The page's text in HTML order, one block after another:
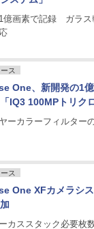
億画素で記録 ガラス
ス
One、新開発の1
IQ3 100MPトリク
ーカラーフィルター
ス
One XFカメラシ
カススタック必要枚